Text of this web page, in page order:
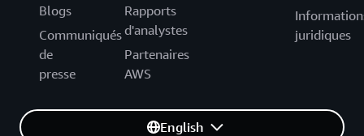
Blogs
Communiqués
de
presse
Rapports
d'analystes
Partenaires
AWS
juridiques
English